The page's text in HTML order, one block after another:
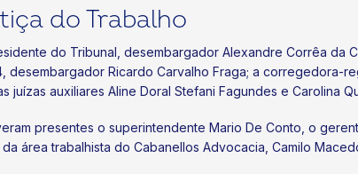
do Trabalho
do Tribunal, desembargador Alexandre Corrêa da
Ricardo Carvalho Fraga; a corregedora-
auxiliares Aline Doral Stefani Fagundes e Carolina
presentes o superintendente Mario De Conto, o
área trabalhista do Cabanellos Advocacia, Camilo